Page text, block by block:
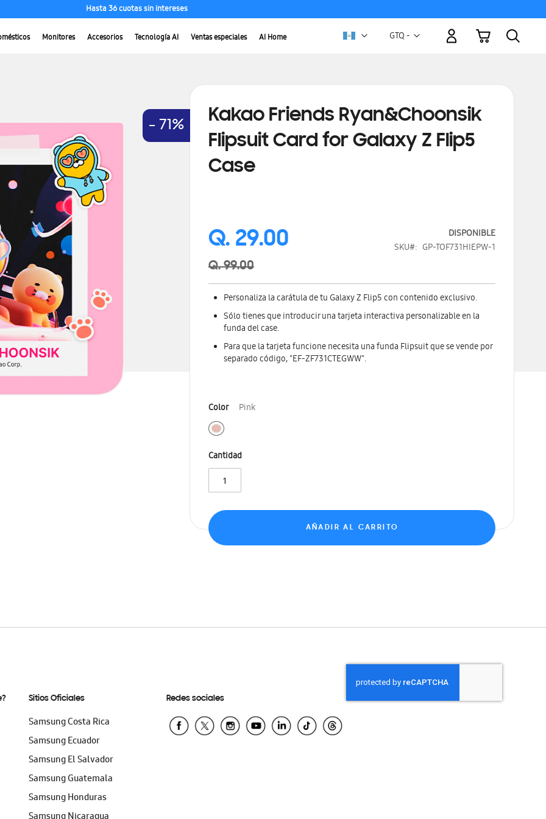
Hasta 36 cuotas sin intereses
Monitores Accesorios Tecnología AI Ventas especiales AI Home Moneda
GTQ -
Mi carrito
Kakao Friends Ryan&Choonsik
Flipsuit Card for Galaxy Z Flip5
Case
Q. 29.00
Q. 99.00
- 71%
DISPONIBLE
SKU
GP-TOF731HIEPW-1
Personaliza la carátula de tu Galaxy Z Flip5 con contenido exclusivo.
Sólo tienes que introducir una tarjeta interactiva personalizable en la
funda del case.
Para que la tarjeta funcione necesita una funda Flipsuit que se vende por
separado código, "EF-ZF731CTEGWW".
Color Pink
Cantidad
AÑADIR AL CARRITO
Sitios Oficiales
Samsung Costa Rica
Samsung Ecuador
Samsung El Salvador
Samsung Guatemala
Samsung Honduras
Redes sociales